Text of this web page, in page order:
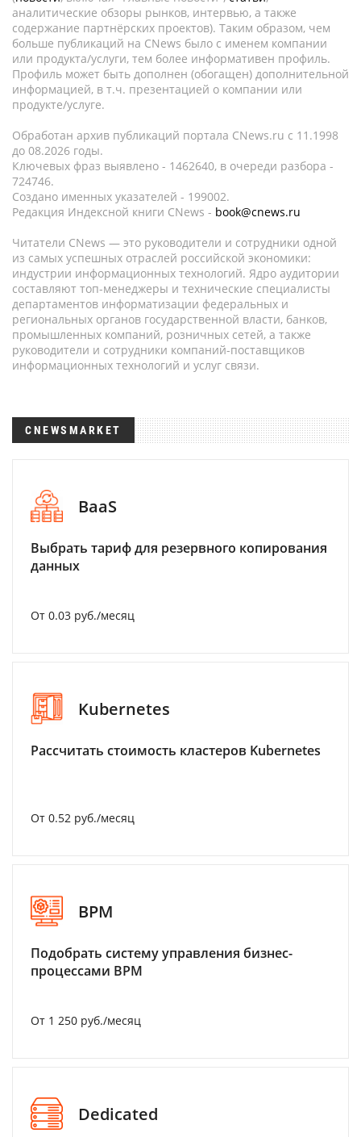
аналитические обзоры рынков, интервью, а также
содержание партнёрских проектов). Таким образом, чем
больше публикаций на CNews было с именем компании
или продукта/услуги, тем более информативен профиль.
Профиль может быть дополнен (обогащен) дополнительной
информацией, в т.ч. презентацией о компании или
продукте/услуге.
Обработан архив публикаций портала CNews.ru c 11.1998
до 08.2026 годы.
Ключевых фраз выявлено - 1462640, в очереди разбора -
724746.
Создано именных указателей - 199002.
Редакция Индексной книги CNews - book@cnews.ru
Читатели CNews — это руководители и сотрудники одной
из самых успешных отраслей российской экономики:
индустрии информационных технологий. Ядро аудитории
составляют топ-менеджеры и технические специалисты
департаментов информатизации федеральных и
региональных органов государственной власти, банков,
промышленных компаний, розничных сетей, а также
руководители и сотрудники компаний-поставщиков
информационных технологий и услуг связи.
CNEWSMARKET
BaaS
Выбрать тариф для резервного копирования
данных
От 0.03 руб./месяц
Kubernetes
Рассчитать стоимость кластеров Kubernetes
От 0.52 руб./месяц
BPM
Подобрать систему управления бизнес-
процессами BPM
От 1 250 руб./месяц
Dedicated